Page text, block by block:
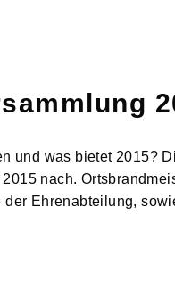
und was bietet 2015?
nach.
Ehrenabteilung,